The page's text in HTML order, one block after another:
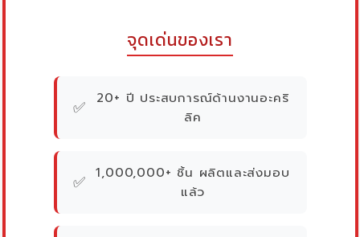
จุดเด่นของเรา
✅
20+ ปี ประสบการณ์ด้านงานอะคริ
ลิค
✅ 1,000,000+ ชิ้น ผลิตและส่งมอบ
แล้ว